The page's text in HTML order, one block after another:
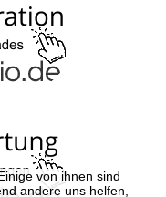
von ihnen sind
andere uns helfen,